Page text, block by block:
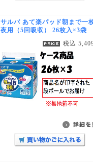
サルバ あて楽パッド朝まで一
夜用（5回吸収） 26枚入×3袋
税込